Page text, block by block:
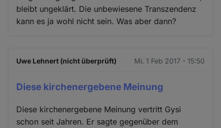
bleibt ungeklärt. Die unbewiesene Transzendenz
kann es ja wohl nicht sein. Was aber dann?
Uwe Lehnert (nicht überprüft) Mi. 1 Feb 2017 - 15:50
Diese kirchenergebene Meinung
Diese kirchenergebene Meinung vertritt Gysi
schon seit Jahren. Er sagte gegenüber dem